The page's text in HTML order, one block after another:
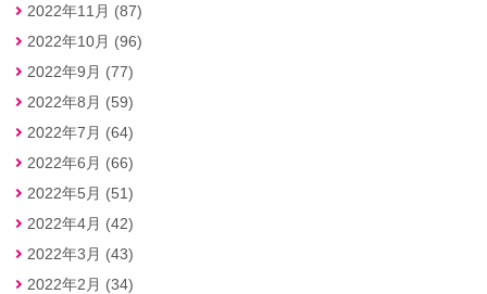
2022年11月 (87)
2022年10月 (96)
2022年9月 (77)
2022年8月 (59)
2022年7月 (64)
2022年6月 (66)
2022年5月 (51)
2022年4月 (42)
2022年3月 (43)
2022年2月 (34)